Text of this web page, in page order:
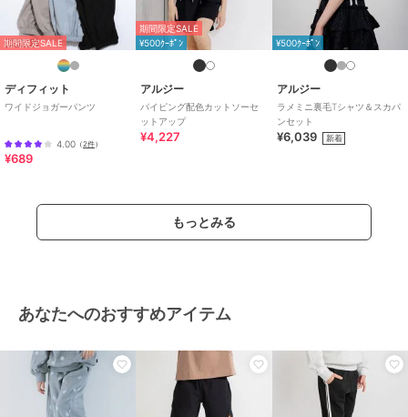
ナイロン
綿・コットン素材
ポリエステル素材
レーヨン素材
/無地/チェック柄
ワイド・
テーパード
イズ/カジュアル
原産国 中国製
期間限定SALE
ディフィット
ワイドジョガーパンツ
4.00 （2件）
¥689
期間限定SALE
¥500ｸｰﾎﾟﾝ
アルジー
パイピング配色カットソーセ
ットアップ
¥4,227
¥500ｸｰﾎﾟﾝ
アルジー
ラメミニ裏毛Tシャツ＆スカパ
ンセット
¥6,039 新着
もっとみる
あなたへのおすすめアイテム